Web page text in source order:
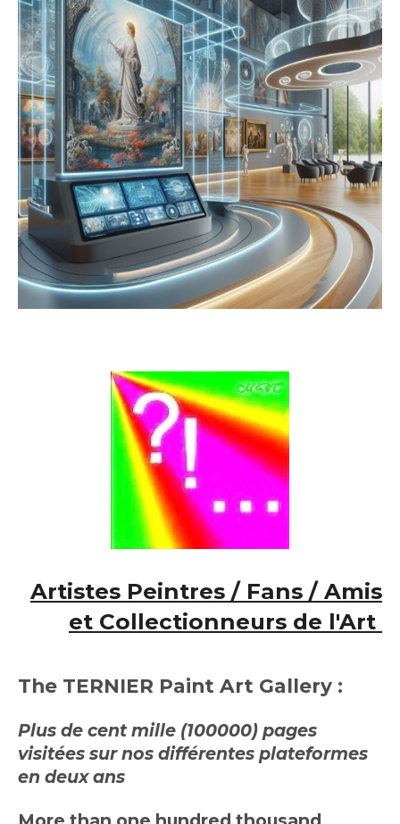
Artistes Peintres / Fans / Amis
et Collectionneurs de l'Art
The TERNIER Paint Art Gallery :
Plus de cent mille (100000) pages
visitées sur nos différentes plateformes
en deux ans